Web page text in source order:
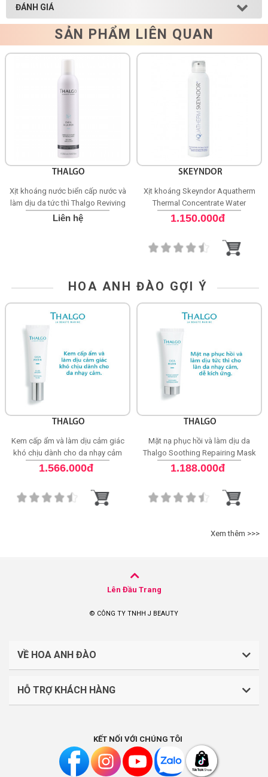
ĐÁNH GIÁ
SẢN PHẨM LIÊN QUAN
THALGO
Xịt khoáng nước biển cấp nước và
làm dịu da tức thì Thalgo Reviving
Marine Mist 250ml
Liên hệ
SKEYNDOR
Xịt khoáng Skeyndor Aquatherm
Thermal Concentrate Water
1.150.000đ
HOA ANH ĐÀO GỢI Ý
THALGO
Kem cấp ẩm và làm dịu cảm giác
khó chịu dành cho da nhạy cảm
Thalgo Soothing Fluid
1.566.000đ
THALGO
Mặt nạ phục hồi và làm dịu da
Thalgo Soothing Repairing Mask
1.188.000đ
Xem thêm >>>
Lên Đầu Trang
© CÔNG TY TNHH J BEAUTY
VỀ HOA ANH ĐÀO
CÔNG TY TNHH J BEAUTY
Liên hệ: (028).7303.9118
HỖ TRỢ KHÁCH HÀNG
Chính sách vận chuyển, giao nhận
Chính sách đổi trả và hoàn tiền
KẾT NỐI VỚI CHÚNG TÔI